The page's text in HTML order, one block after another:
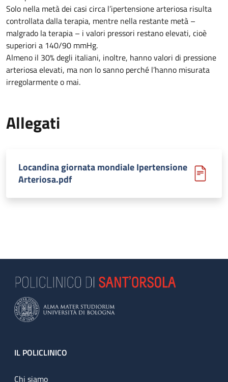
Solo nella metà dei casi circa l’ipertensione arteriosa risulta
controllata dalla terapia, mentre nella restante metà –
malgrado la terapia – i valori pressori restano elevati, cioè
superiori a 140/90 mmHg.
Almeno il 30% degli italiani, inoltre, hanno valori di pressione
arteriosa elevati, ma non lo sanno perché l’hanno misurata
irregolarmente o mai.
Allegati
Locandina giornata mondiale Ipertensione
Arteriosa.pdf
Footer
IL POLICLINICO
Chi siamo